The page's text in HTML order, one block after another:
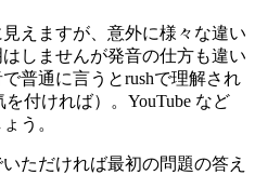
えますが、意外に様々な違い
しませんが発音の仕方も違い
普通に言うとrushで理解され
付ければ）。YouTube など
う。
ただければ最初の問題の答え